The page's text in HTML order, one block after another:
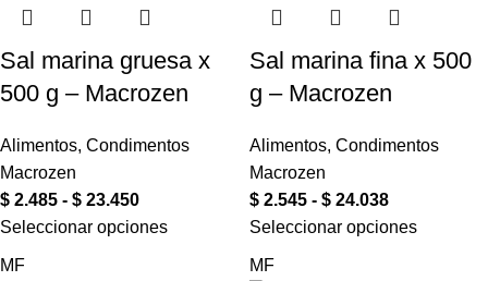
Sal marina gruesa x
500 g – Macrozen
Alimentos, Condimentos
Macrozen
$ 2.485 - $ 23.450
Seleccionar opciones
Sal marina fina x 500
g – Macrozen
Alimentos, Condimentos
Macrozen
$ 2.545 - $ 24.038
Seleccionar opciones
MF MF